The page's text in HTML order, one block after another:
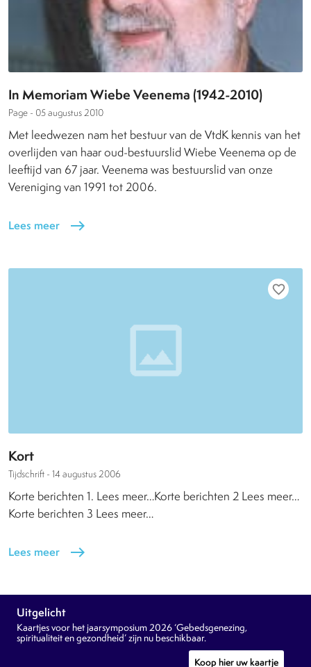
In Memoriam Wiebe Veenema (1942-2010)
Page - 05 augustus 2010
Met leedwezen nam het bestuur van de VtdK kennis van het
overlijden van haar oud-bestuurslid Wiebe Veenema op de
leeftijd van 67 jaar. Veenema was bestuurslid van onze
Vereniging van 1991 tot 2006.
Lees meer east
favorite_border
Kort
Tijdschrift - 14 augustus 2006
Korte berichten 1. Lees meer…Korte berichten 2 Lees meer…
Korte berichten 3 Lees meer…
Lees meer east
Uitgelicht
Kaartjes voor het jaarsymposium 2026 ‘Gebedsgenezing,
spiritualiteit en gezondheid’ zijn nu beschikbaar.
Koop hier uw kaartje